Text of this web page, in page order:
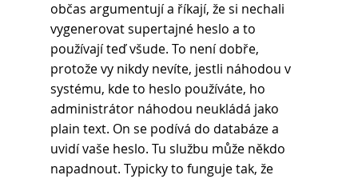
občas argumentují a říkají, že si nechali
vygenerovat supertajné heslo a to
používají teď všude. To není dobře,
protože vy nikdy nevíte, jestli náhodou v
systému, kde to heslo používáte, ho
administrátor náhodou neukládá jako
plain text. On se podívá do databáze a
uvidí vaše heslo. Tu službu může někdo
napadnout. Typicky to funguje tak, že